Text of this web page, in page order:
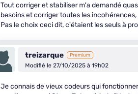
Tout corriger et stabiliser m'a demandé
besoins et corriger toutes les
Pas le choix ceci dit, c'étaient les seuls à
treizarque Premium
Modifié le 27/10/2025 à 19h02
Je connais de vieux codeurs qui